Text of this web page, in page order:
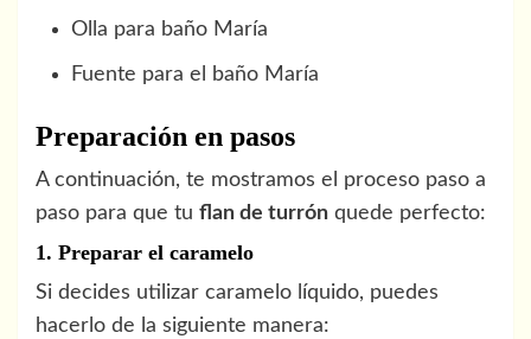
Olla para baño María
Fuente para el baño María
Preparación en pasos
A continuación, te mostramos el proceso paso a
paso para que tu flan de turrón quede perfecto:
1. Preparar el caramelo
Si decides utilizar caramelo líquido, puedes
hacerlo de la siguiente manera: